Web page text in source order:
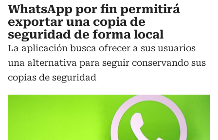
WhatsApp por fin permitirá
exportar una copia de
seguridad de forma local
La aplicación busca ofrecer a sus usuarios
una alternativa para seguir conservando sus
copias de seguridad